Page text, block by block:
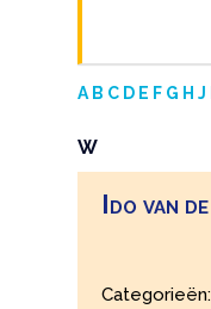
A B C D E F G H J
W
Ido van de
Categorieën: